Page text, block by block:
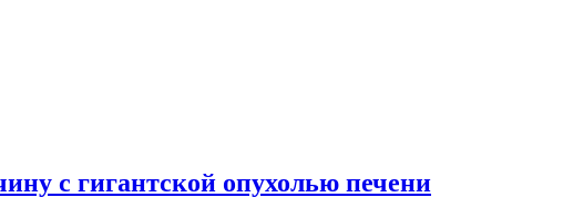
с гигантской опухолью печени